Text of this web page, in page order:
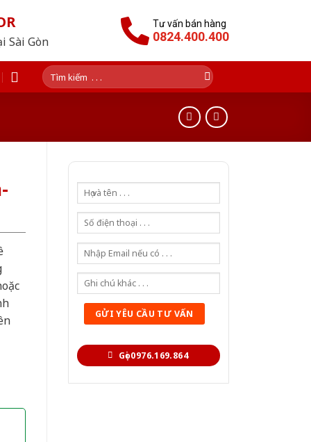
Sài Gòn
Tư vấn bán hàng
0824.400.400
Tìm
kiếm:
Gọi 0976.169.864